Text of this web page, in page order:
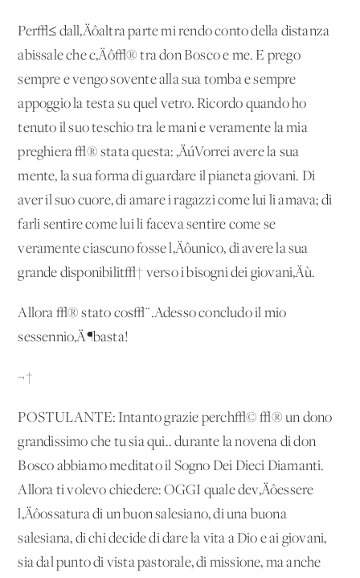
Per√≤ dall‚Äôaltra parte mi rendo conto della distanza
abissale che c‚Äô√® tra don Bosco e me. E prego
sempre e vengo sovente alla sua tomba e sempre
appoggio la testa su quel vetro. Ricordo quando ho
tenuto il suo teschio tra le mani e veramente la mia
preghiera √® stata questa: ‚ÄúVorrei avere la sua
mente, la sua forma di guardare il pianeta giovani. Di
aver il suo cuore, di amare i ragazzi come lui li amava; di
farli sentire come lui li faceva sentire come se
veramente ciascuno fosse l‚Äôunico, di avere la sua
grande disponibilit√† verso i bisogni dei giovani‚Äù.
Allora √® stato cos√¨.Adesso concludo il mio
sessennio‚Ä¶basta!
¬†
POSTULANTE: Intanto grazie perch√© √® un dono
grandissimo che tu sia qui.. durante la novena di don
Bosco abbiamo meditato il Sogno Dei Dieci Diamanti.
Allora ti volevo chiedere: OGGI quale dev‚Äôessere
l‚Äôossatura di un buon salesiano, di una buona
salesiana, di chi decide di dare la vita a Dio e ai giovani,
sia dal punto di vista pastorale, di missione, ma anche